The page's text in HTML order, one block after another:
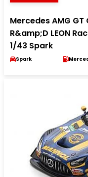
Mercedes AMG GT
R&amp;D LEON
1/43 Spark
Spark